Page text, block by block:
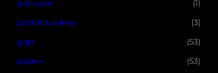
portugal (1)
pottenbakkers (3)
prijs (53)
prijzen (53)